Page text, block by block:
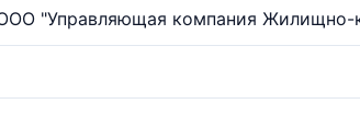
"Управляющая компания Жилищно-